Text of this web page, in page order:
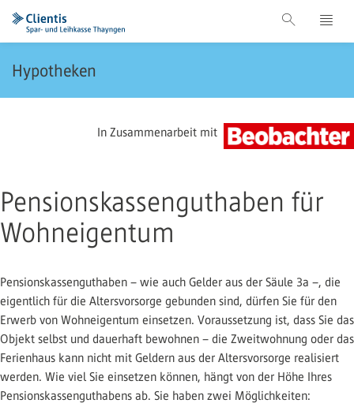
Hypotheken
In Zusammenarbeit mit
Pensionskassenguthaben für
Wohneigentum
Pensionskassenguthaben – wie auch Gelder aus der Säule 3a –, die
eigentlich für die Altersvorsorge gebunden sind, dürfen Sie für den
Erwerb von Wohneigentum einsetzen. Voraussetzung ist, dass Sie das
Objekt selbst und dauerhaft bewohnen – die Zweitwohnung oder das
Ferienhaus kann nicht mit Geldern aus der Altersvorsorge realisiert
werden. Wie viel Sie einsetzen können, hängt von der Höhe Ihres
Pensionskassenguthabens ab. Sie haben zwei Möglichkeiten: